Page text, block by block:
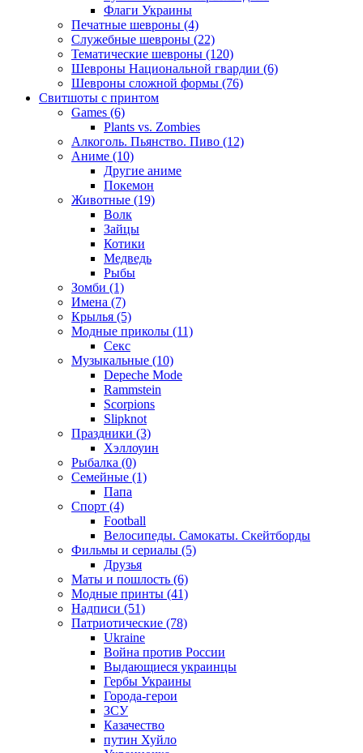
Флаги Украины
Печатные шевроны (4)
Служебные шевроны (22)
Тематические шевроны (120)
Шевроны Национальной гвардии (6)
Шевроны сложной формы (76)
Свитшоты с принтом
Games (6)
Plants vs. Zombies
Алкоголь. Пьянство. Пиво (12)
Аниме (10)
Другие аниме
Покемон
Животные (19)
Волк
Зайцы
Котики
Медведь
Рыбы
Зомби (1)
Имена (7)
Крылья (5)
Модные приколы (11)
Секс
Музыкальные (10)
Depeche Mode
Rammstein
Scorpions
Slipknot
Праздники (3)
Хэллоуин
Рыбалка (0)
Семейные (1)
Папа
Спорт (4)
Football
Велосипеды. Самокаты. Скейтборды
Фильмы и сериалы (5)
Друзья
Маты и пошлость (6)
Модные принты (41)
Надписи (51)
Патриотические (78)
Ukraine
Война против России
Выдающиеся украинцы
Гербы Украины
Города-герои
ЗСУ
Казачество
путин Хуйло